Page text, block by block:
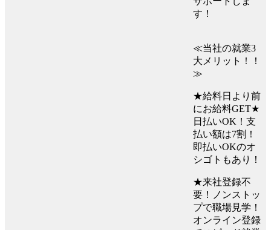
す！
≪当社の就業3
大メリット！！
≫
★給料日より前
にお給料GET★
日払いOK！支
払い額は7割！
即払いOKのオ
シゴトもあり！
★来社登録不
要！ノンストッ
プで職場見学！
オンライン登録